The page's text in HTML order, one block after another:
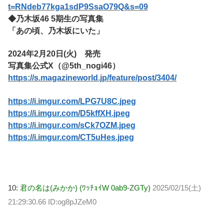
t=RNdeb77kga1sdP9SsaO79Q&s=09
◆乃木坂46 5期生の写真集
「あの頃、乃木坂にいた」
2024年2月20日(火) 発売
写真集公式X（@5th_nogi46）
https://s.magazineworld.jp/feature/post/3404/
https://i.imgur.com/LPG7U8C.jpeg
https://i.imgur.com/D5kffXH.jpeg
https://i.imgur.com/sCk7OZM.jpeg
https://i.imgur.com/CT5uHes.jpeg
10: 君の名は(みかか) (ﾜｯﾁｮｲW 0ab9-ZGTy) 2025/02/15(土)
21:29:30.66 ID:og8pJZeM0